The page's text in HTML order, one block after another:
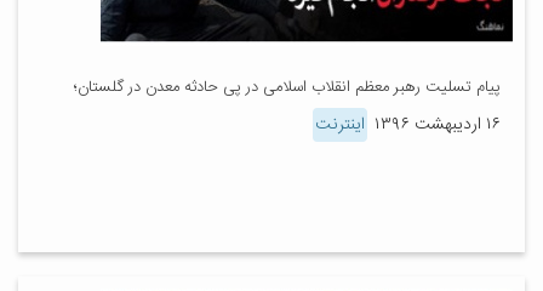
پیام تسلیت رهبر معظم انقلاب اسلامی در پی حادثه معدن در گلستان؛
۱۶ اردیبهشت ۱۳۹۶ اینترنت